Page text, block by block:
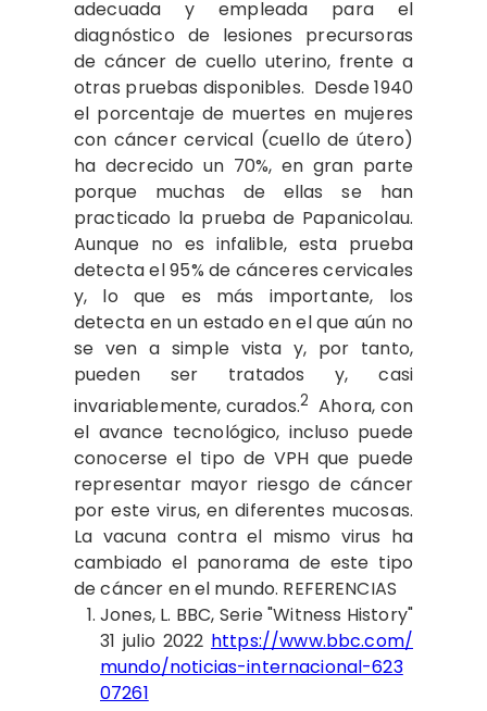
adecuada y empleada para el
diagnóstico de lesiones precursoras
de cáncer de cuello uterino, frente a
otras pruebas disponibles. Desde 1940
el porcentaje de muertes en mujeres
con cáncer cervical (cuello de útero)
ha decrecido un 70%, en gran parte
porque muchas de ellas se han
practicado la prueba de Papanicolau.
Aunque no es infalible, esta prueba
detecta el 95% de cánceres cervicales
y, lo que es más importante, los
detecta en un estado en el que aún no
se ven a simple vista y, por tanto,
pueden ser tratados y, casi
invariablemente, curados.2 Ahora, con
el avance tecnológico, incluso puede
conocerse el tipo de VPH que puede
representar mayor riesgo de cáncer
por este virus, en diferentes mucosas.
La vacuna contra el mismo virus ha
cambiado el panorama de este tipo
de cáncer en el mundo. REFERENCIAS
Jones, L. BBC, Serie "Witness History"
31 julio 2022 https://www.bbc.com/
mundo/noticias-internacional-623
07261